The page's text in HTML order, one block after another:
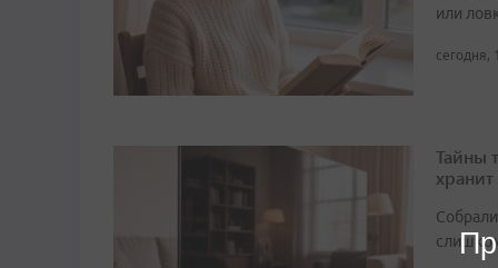
или
сегодня,
Тайны